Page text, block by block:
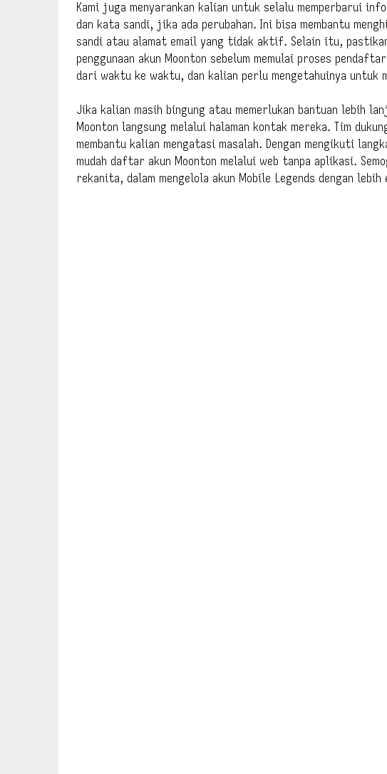
Kami juga menyarankan kalian untuk selalu memperbarui
dan kata sandi, jika ada perubahan. Ini bisa membantu
sandi atau alamat email yang tidak aktif. Selain itu,
penggunaan akun Moonton sebelum memulai proses
dari waktu ke waktu, dan kalian perlu mengetahuinya untuk
Jika kalian masih bingung atau memerlukan bantuan lebih
Moonton langsung melalui halaman kontak mereka. Tim
membantu kalian mengatasi masalah. Dengan mengikuti
mudah daftar akun Moonton melalui web tanpa aplikasi.
rekanita, dalam mengelola akun Mobile Legends dengan lebih